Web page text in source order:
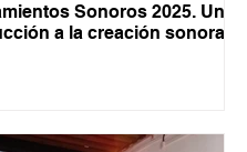
Sonoros 2025. Una
a la creación sonora.